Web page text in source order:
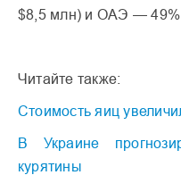
$8,5 млн) и ОАЭ — 49%
Читайте также:
Стоимость яиц
В Украине
курятины